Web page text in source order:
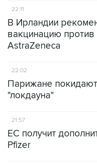
22:11
В Ирландии
вакцинацию против
AstraZeneca
22:02
Парижане
"локдауна"
21:57
ЕС получит
Pfizer